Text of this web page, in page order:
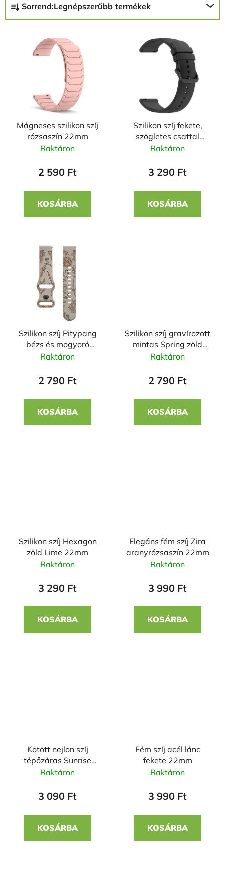
r
Sorrend:Legnépszerűbb termékek
Mágneses szilikon szíj
rózsaszín 22mm
Raktáron
2 590 Ft
KOSÁRBA
Szilikon szíj fekete,
szögletes csattal
22mm
Raktáron
3 290 Ft
KOSÁRBA
Szilikon szíj Pitypang
bézs és mogyoró
22mm
Raktáron
2 790 Ft
KOSÁRBA
Szilikon szíj gravírozott
mintas Spring zöld
22mm
Raktáron
2 790 Ft
KOSÁRBA
Szilikon szíj Hexagon
zöld Lime 22mm
Raktáron
3 290 Ft
KOSÁRBA
Elegáns fém szíj Zira
aranyrózsaszín 22mm
Raktáron
3 990 Ft
KOSÁRBA
Kötött nejlon szíj
tépőzáras Sunrise
22mm
Raktáron
3 090 Ft
KOSÁRBA
Fém szíj acél lánc
fekete 22mm
Raktáron
3 990 Ft
KOSÁRBA